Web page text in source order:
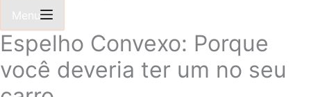
Menu
Espelho Convexo: Porque
você deveria ter um no seu